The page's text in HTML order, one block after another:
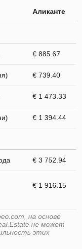
Аликанте
€ 885.67
€ 739.40
€ 1 473.33
€ 1 394.44
€ 3 752.94
€ 1 916.15
на основе
не может
этих